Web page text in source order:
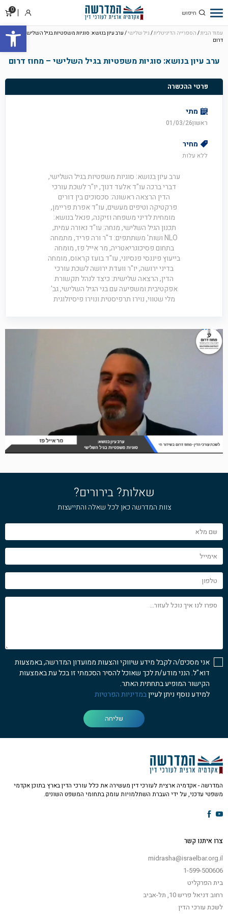
פתח
0
סל
התחבר
עמוד הבית/ הספרייה הדיגיטלית/גיל שלישי/ ערב עיון בנושא: סוגיות משפטיות בגיל השלישי – מחוז
דרום
ערב עיון בנושא: סוגיות משפטיות בגיל השלישי – מחוז דרום
פרטי ההכשרה
מתי
ראשון01/03/26
מחיר
ללא עלות
ערב עיון בנושא: סוגיות משפטיות בגיל השלישי,
דברי ברכה עו"ד אלעד דנוך, יו"ר לשכת עורכי
הדין הרצאה ראשונה: סכסוכים בין דורים
פרקטיקה וטיפים מעשים, עו"ד אפרת פריימן,
מומחית לדיני משפחה וזיקנה, פנאל בנושא:
תכנון הגיל השלישי, מנחה: עו"ד נאורה עמית,
NLO ושות' משתתפים: ד"ר ורה פריד, מתמחה
בתחום פסיכוגריאטריה, מר אייל פז, מומחה
בייעוץ פיננסי פנסיוני, עו"ד בועז קראוס, מומחה
בדיני ירושה, יו"ר וועדת ירושה לשכת עורכי
הדין, הרצאה שלישית: כיצד לנהל תקשורת
אפקטיבית ומשפיעה עם בני הגיל השלישי, גב'
מלי שטווי, נוירו תרפיסטית ונוירו פיסיולוגית
שאלות? בירורים?
צוות המדרשה כאן לכל שאלה והתייעצות
שם
מלא
אימייל
טלפון
ספרו
לנו
אני מסכים/ה לקבל מידע שיווקי והצעות ממועדון המדרשה, באמצעות
דוא"ל. הנני מודע/ת לכך שאוכל להסיר הסכמתי זו בכל עת באמצעות
הקישור המופיע בתחתית האתר.
למידע נוסף ניתן לעייןבמדיניות הפרטיות
שליחה
המדרשה - אקדמיה ארצית לעורכי דין מעשירה את כלל עורכי הדין בארץ בתוכן אקדמי
משפטי עדכני, על ידי העברת השתלמויות עומק בתחומי המשפט השונים.
צרו איתנו קשר
midrasha@israelbar.org.il
1-599-500606
בית הפרקליט
רחוב דניאל פריש 10, תל-אביב
לשכת עורכי הדין